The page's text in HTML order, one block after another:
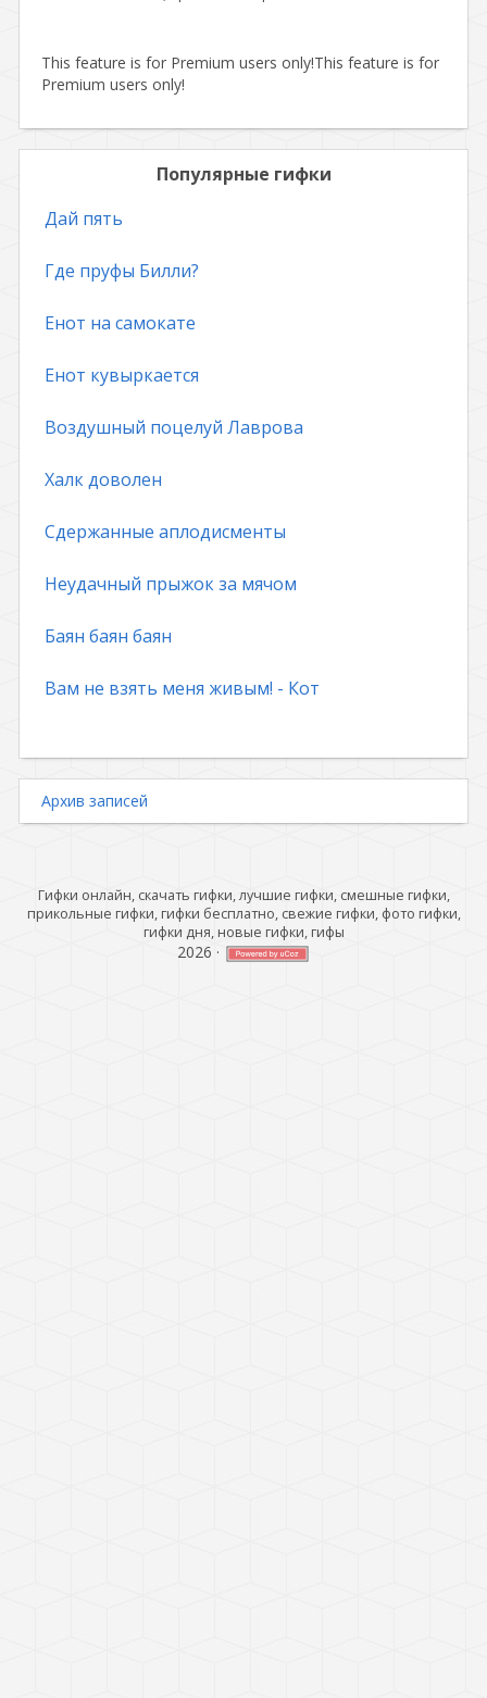
This feature is for Premium users only!This feature is for
Premium users only!
Популярные гифки
Дай пять
Где пруфы Билли?
Енот на самокате
Енот кувыркается
Воздушный поцелуй Лаврова
Халк доволен
Сдержанные аплодисменты
Неудачный прыжок за мячом
Баян баян баян
Вам не взять меня живым! - Кот
Архив записей
Гифки онлайн, скачать гифки, лучшие гифки, смешные гифки,
прикольные гифки, гифки бесплатно, свежие гифки, фото гифки,
гифки дня, новые гифки, гифы
2026 ·